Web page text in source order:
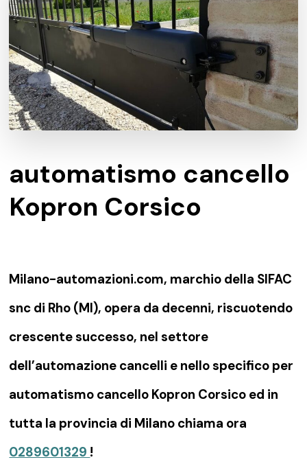
automatismo cancello
Kopron Corsico
Milano-automazioni.com, marchio della SIFAC
snc di Rho (MI), opera da decenni, riscuotendo
crescente successo, nel settore
dell’automazione cancelli e nello specifico per
automatismo cancello Kopron Corsico ed in
tutta la provincia di Milano chiama ora
0289601329 !